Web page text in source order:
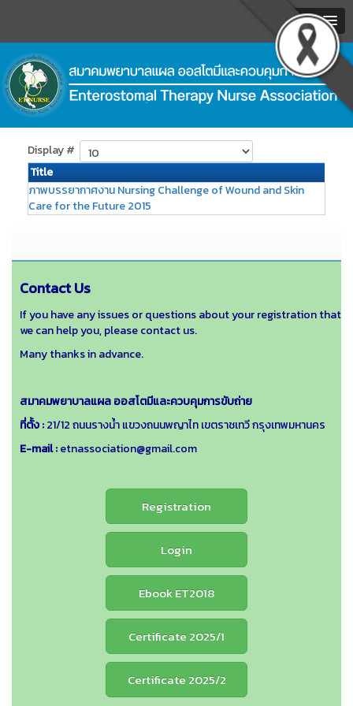
MENU
.
Display #
Title
ภาพบรรยากาศงาน Nursing Challenge of Wound and Skin
Care for the Future 2015
Contact Us
If you have any issues or questions about your registration that
we can help you, please contact us.
Many thanks in advance.
สมาคมพยาบาลแผล ออสโตมีและควบคุมการขับถ่าย
ที่ตั้ง :21/12 ถนนรางน้ำ แขวงถนนพญาไท เขตราชเทวี กรุงเทพมหานคร
E-mail :etnassociation@gmail.com
Registration
Login
Ebook ET2018
Certificate 2025/1
Certificate 2025/2